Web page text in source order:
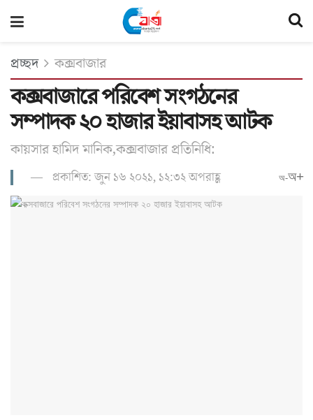
প্রচ্ছদ কক্সবাজার
কক্সবাজারে পরিবেশ সংগঠনের
সম্পাদক ২০ হাজার ইয়াবাসহ আটক
কায়সার হামিদ মানিক,কক্সবাজার প্রতিনিধি:
প্রকাশিত: জুন ১৬ ২০২১, ১২:৩২ অপরাহ্ণ অ-অ+